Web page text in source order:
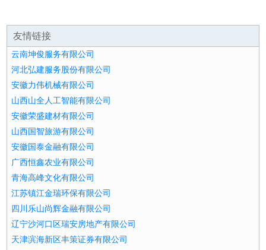
友情链接
云南坤俊服务有限公司
河北弘建服务股份有限公司
安徽力伟机械有限公司
山西山全人工智能有限公司
安徽荣盛建材有限公司
山西国智旅游有限公司
安徽国泰金融有限公司
广西恒鑫农业有限公司
青海高峰文化有限公司
江苏镇江金瑞环保有限公司
四川乐山尚辉金融有限公司
辽宁沙河口区瑞安房地产有限公司
天津滨海新区丰策证券有限公司